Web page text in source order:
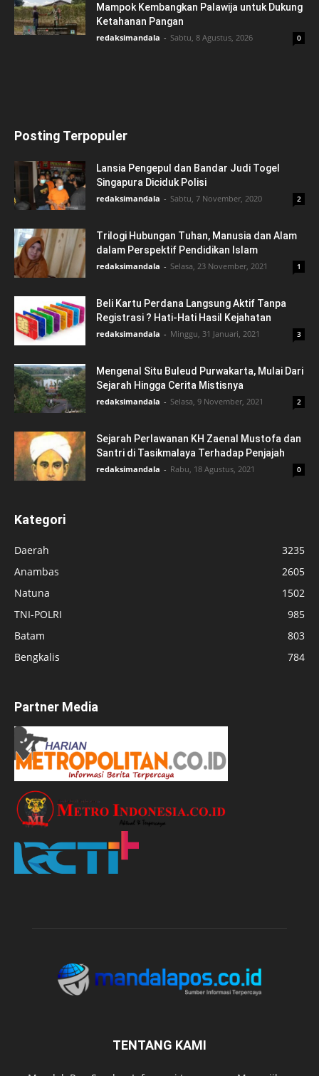
Mampok Kembangkan Palawija untuk Dukung
Ketahanan Pangan
redaksimandala - Sabtu, 8 Agustus, 2026 0
Posting Terpopuler
Lansia Pengepul dan Bandar Judi Togel
Singapura Diciduk Polisi
redaksimandala - Sabtu, 7 November, 2020 2
Trilogi Hubungan Tuhan, Manusia dan Alam
dalam Perspektif Pendidikan Islam
redaksimandala - Selasa, 23 November, 2021 1
Beli Kartu Perdana Langsung Aktif Tanpa
Registrasi ? Hati-Hati Hasil Kejahatan
redaksimandala - Minggu, 31 Januari, 2021 3
Mengenal Situ Buleud Purwakarta, Mulai Dari
Sejarah Hingga Cerita Mistisnya
redaksimandala - Selasa, 9 November, 2021 2
Sejarah Perlawanan KH Zaenal Mustofa dan
Santri di Tasikmalaya Terhadap Penjajah
redaksimandala - Rabu, 18 Agustus, 2021 0
Kategori
Daerah
3235
Anambas
2605
Natuna
1502
TNI-POLRI
985
Batam
803
Bengkalis
784
Partner Media
TENTANG KAMI